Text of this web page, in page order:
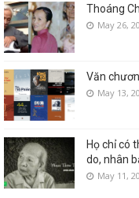
Thoáng
May 26,
Văn
May 13,
Họ chỉ có
do, nhân
May 11,